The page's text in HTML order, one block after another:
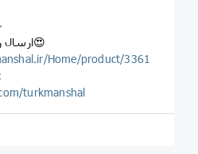
🚚ارسال رایگان به همه جای ایران😍
Home/product/3361
آیدی
turkmanshal